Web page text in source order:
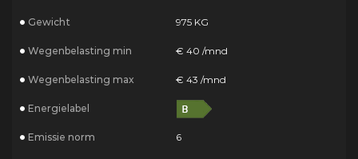
Gewicht 975 KG
Wegenbelasting min € 40 /mnd
Wegenbelasting max € 43 /mnd
Energielabel
Emissie norm 6